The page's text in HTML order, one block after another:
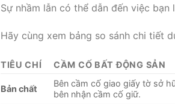
Sự nhầm lẫn có thể dẫn đến việc
Hãy cùng xem bảng so sánh chi tiết
TIÊU CHÍ CẦM CỐ BẤT ĐỘNG SẢN
Bản chất
Bên cầm cố giao giấy tờ sở
bên nhận cầm cố giữ.